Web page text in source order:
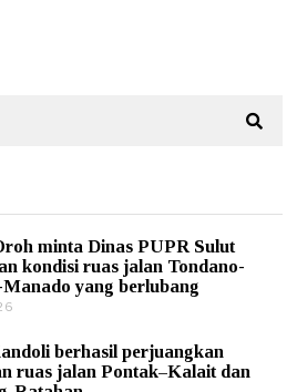
minta Dinas PUPR Sulut
kondisi ruas jalan Tondano-
yang berlubang
0
8
berhasil perjuangkan
ruas jalan Pontak–Kalait dan